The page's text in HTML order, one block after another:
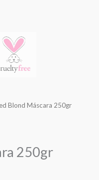
Blond Máscara 250gr
250gr